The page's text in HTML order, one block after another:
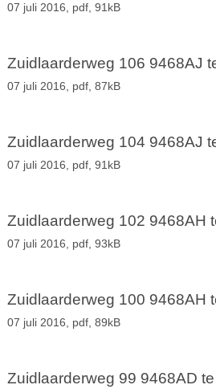
07 juli 2016, pdf, 91kB
Zuidlaarderweg 106 9468AJ
07 juli 2016, pdf, 87kB
Zuidlaarderweg 104 9468AJ
07 juli 2016, pdf, 91kB
Zuidlaarderweg 102 9468AH
07 juli 2016, pdf, 93kB
Zuidlaarderweg 100 9468AH
07 juli 2016, pdf, 89kB
Zuidlaarderweg 99 9468AD